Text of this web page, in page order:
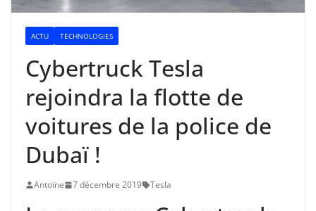
ACTU TECHNOLOGIES
Cybertruck Tesla
rejoindra la flotte de
voitures de la police de
Dubaï !
Antoine 7 décembre 2019 Tesla